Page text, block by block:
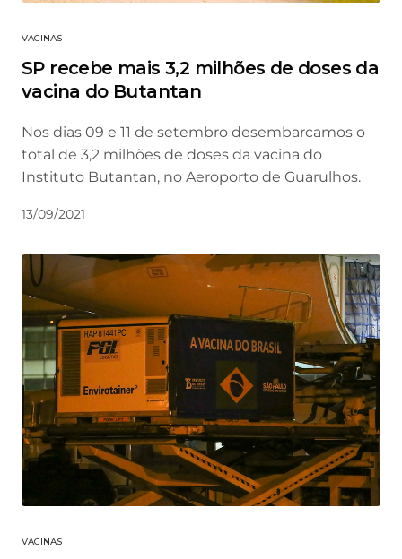
VACINAS
SP recebe mais 3,2 milhões de doses da
vacina do Butantan
Nos dias 09 e 11 de setembro desembarcamos o
total de 3,2 milhões de doses da vacina do
Instituto Butantan, no Aeroporto de Guarulhos.
13/09/2021
VACINAS